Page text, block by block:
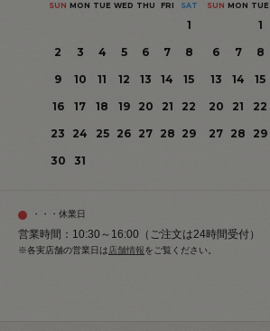
SUN MON TUE WED THU FRI SAT
1
2
3 4 5 6 7
8
9
10 11 12 13 14
15
16
17 18 19 20 21
22
23
24 25 26 27 28 29
30
31
SUN MON TUE
1
6
7 8
13
14 15
20
21 22
27 28 29
・・・休業日
営業時間：10:30～16:00（ご注文は24時間受付）
※各実店舗の営業日は店舗情報をご覧ください。